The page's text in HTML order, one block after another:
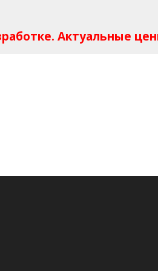
Актуальные